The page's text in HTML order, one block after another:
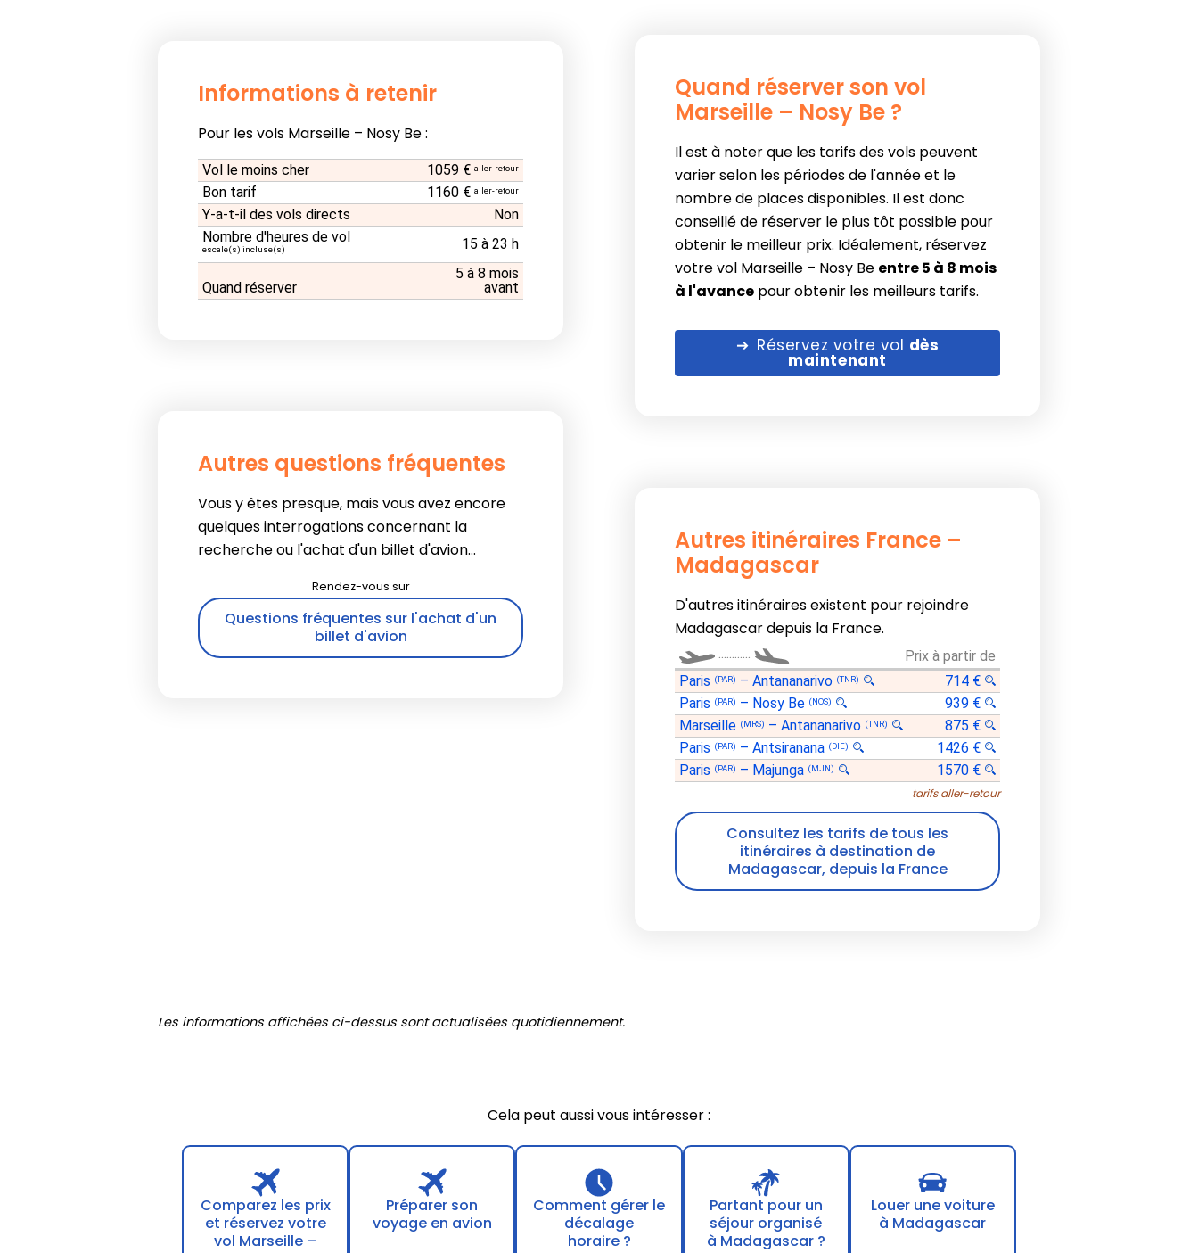
Quand réserver son vol
Marseille – Nosy Be ?
Il est à noter que les tarifs des vols peuvent
varier selon les périodes de l'année et le
nombre de places disponibles. Il est donc
conseillé de réserver le plus tôt possible pour
obtenir le meilleur prix. Idéalement, réservez
votre vol Marseille – Nosy Be entre 5 à 8 mois
à l'avance pour obtenir les meilleurs tarifs.
Réservez votre vol dès
maintenant
Informations à retenir
Pour les vols Marseille – Nosy Be :
Vol le moins cher 1059 € aller-retour
Bon tarif 1160 € aller-retour
Y-a-t-il des vols directs
Non
Nombre d'heures de vol
escale(s) incluse(s) 15 à 23 h
Quand réserver
5 à 8 mois
avant
Autres questions fréquentes
Vous y êtes presque, mais vous avez encore
quelques interrogations concernant la
recherche ou l'achat d'un billet d'avion...
Questions fréquentes sur l'achat d'un
billet d'avion
Autres itinéraires France –
Madagascar
D'autres itinéraires existent pour rejoindre
Madagascar depuis la France.
............
Prix à partir de
Paris (PAR) – Antananarivo (TNR)
714 €
Paris (PAR) – Nosy Be (NOS)
939 €
Marseille (MRS) – Antananarivo (TNR)
875 €
Paris (PAR) – Antsiranana (DIE)
1426 €
Paris (PAR) – Majunga (MJN) 1570 €
tarifs aller-retour
Consultez les tarifs de tous les
itinéraires à destination de
Madagascar, depuis la France
Les informations affichées ci-dessus sont actualisées quotidiennement.
Cela peut aussi vous intéresser :
Comparez les prix
et réservez votre
vol Marseille –
Préparer son
voyage en avion
Comment gérer le
décalage
horaire ?
Partant pour un
séjour organisé
à Madagascar ?
Louer une voiture
à Madagascar